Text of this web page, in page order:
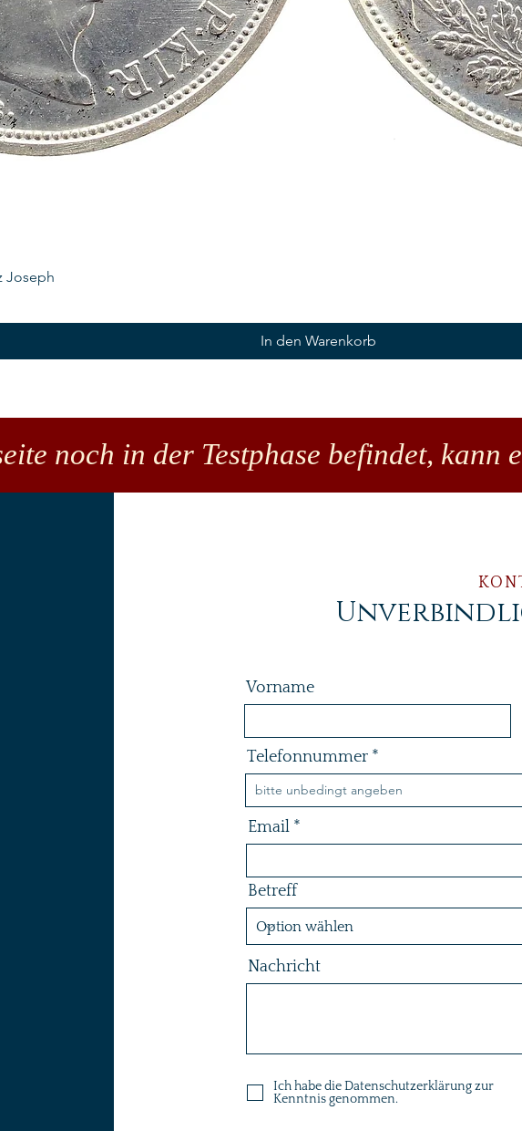
Joseph
In den Warenkorb
noch in der Testphase befindet,
Vorname
Telefonnummer
Email
Betreff
Nachricht
Ich habe die Datenschutzerklärung zur
Kenntnis genommen.